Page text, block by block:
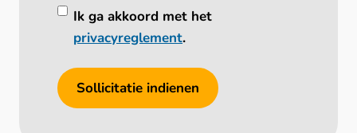
Ik ga akkoord met het
privacyreglement.